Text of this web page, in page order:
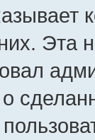
Эта